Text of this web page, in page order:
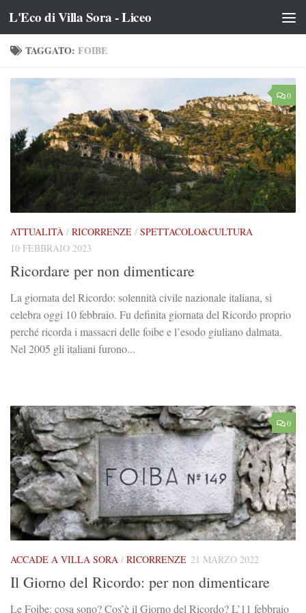
Salta al contenuto
L'Eco di Villa Sora - Liceo
TAGGATO: FOIBE
0
ATTUALITÀ / RICORRENZE / SPETTACOLO&CULTURA
10 FEBBRAIO 2023
Ricordare per non dimenticare
La giornata del Ricordo: solennità civile nazionale italiana, si
celebra oggi 10 febbraio. Fu definita giornata del Ricordo proprio
perché ricorda i massacri delle foibe e l’esodo giuliano dalmata.
Nel 2005 gli italiani furono...
0
ACCADE A VILLA SORA / RICORRENZE 21 MARZO 2022
Il Giorno del Ricordo: per non dimenticare
Le Foibe: cosa sono? Cos’è il Giorno del Ricordo? L’11 febbraio